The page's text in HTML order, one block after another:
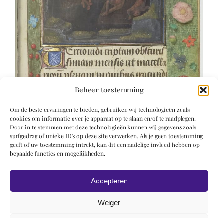
Beheer toestemming
Om de beste ervaringen te bieden, gebruiken wij technologieën zoals
cookies om informatie over je apparaat op te slaan en/of te raadplegen.
Door in te stemmen met deze technologieën kunnen wij gegevens zoals
surfgedrag of unieke ID's op deze site verwerken. Als je geen toestemming
geeft of uw toestemming intrekt, kan dit een nadelige invloed hebben op
bepaalde functies en mogelijkheden.
Accepteren
Weiger